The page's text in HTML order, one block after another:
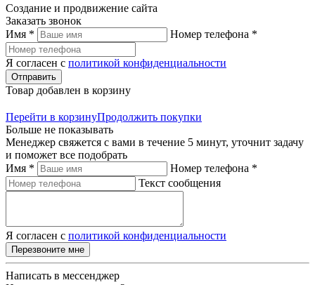
Создание и продвижение сайта
Заказать звонок
Имя *
Номер телефона *
Я согласен с политикой конфиденциальности
Отправить
Товар добавлен в корзину
Перейти в корзинуПродолжить покупки
Больше не показывать
Менеджер свяжется с вами в течение 5 минут, уточнит задачу
и поможет все подобрать
Имя *
Номер телефона *
Текст сообщения
Я согласен с политикой конфиденциальности
Перезвоните мне
Написать в мессенджер